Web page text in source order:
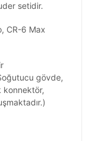
setidir.
CR-6 Max
gövde,
konnektör,